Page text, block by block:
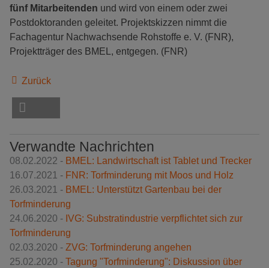
fünf Mitarbeitenden und wird von einem oder zwei
Postdoktoranden geleitet. Projektskizzen nimmt die
Fachagentur Nachwachsende Rohstoffe e. V. (FNR),
Projektträger des BMEL, entgegen. (FNR)
Zurück
Verwandte Nachrichten
08.02.2022 - BMEL: Landwirtschaft ist Tablet und Trecker
16.07.2021 - FNR: Torfminderung mit Moos und Holz
26.03.2021 - BMEL: Unterstützt Gartenbau bei der
Torfminderung
24.06.2020 - IVG: Substratindustrie verpflichtet sich zur
Torfminderung
02.03.2020 - ZVG: Torfminderung angehen
25.02.2020 - Tagung "Torfminderung": Diskussion über